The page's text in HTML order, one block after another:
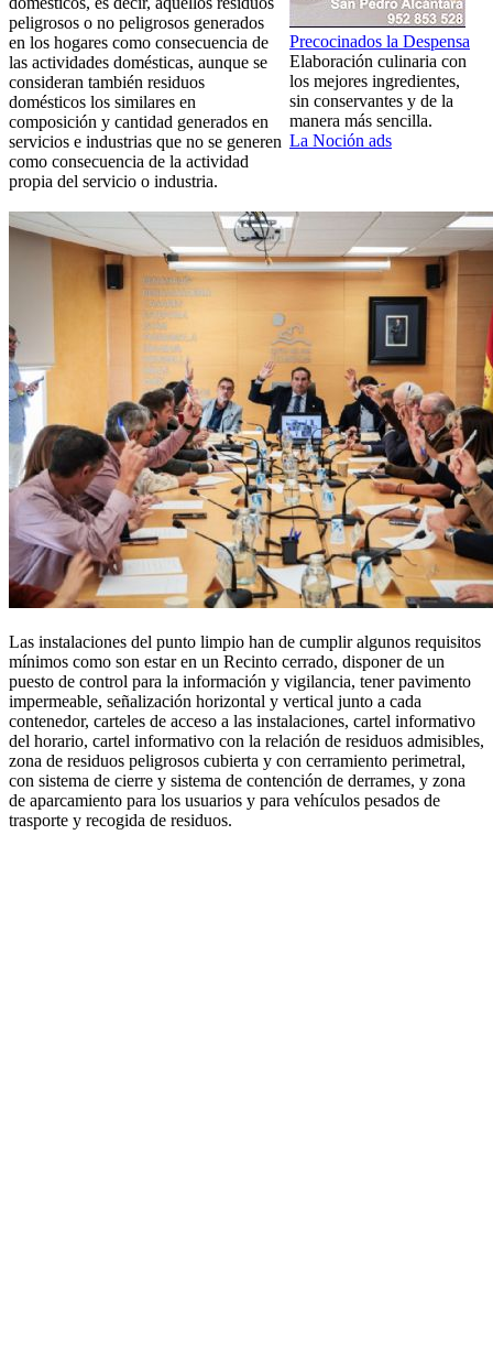
Precocinados la Despensa
Elaboración culinaria con
los mejores ingredientes,
sin conservantes y de la
manera más sencilla.
La Noción ads
peligrosos o no peligrosos generados
en los hogares como consecuencia de
las actividades domésticas, aunque se
consideran también residuos
domésticos los similares en
composición y cantidad generados en
servicios e industrias que no se generen
como consecuencia de la actividad
propia del servicio o industria.
Las instalaciones del punto limpio han de cumplir algunos requisitos
mínimos como son estar en un Recinto cerrado, disponer de un
puesto de control para la información y vigilancia, tener pavimento
impermeable, señalización horizontal y vertical junto a cada
contenedor, carteles de acceso a las instalaciones, cartel informativo
del horario, cartel informativo con la relación de residuos admisibles,
zona de residuos peligrosos cubierta y con cerramiento perimetral,
con sistema de cierre y sistema de contención de derrames, y zona
de aparcamiento para los usuarios y para vehículos pesados de
trasporte y recogida de residuos.